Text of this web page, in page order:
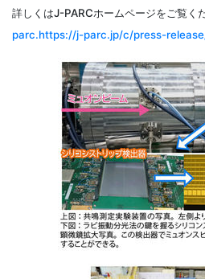
詳しくはJ-PARCホームページをご覧く
parc.https://j-parc.jp/c/press-